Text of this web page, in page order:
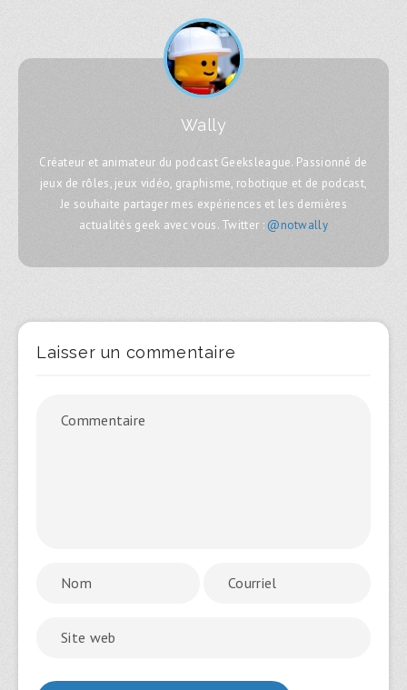
Wally
Créateur et animateur du podcast Geeksleague. Passionné de
jeux de rôles, jeux vidéo, graphisme, robotique et de podcast,
Je souhaite partager mes expériences et les dernières
actualités geek avec vous. Twitter : @notwally
Laisser un commentaire